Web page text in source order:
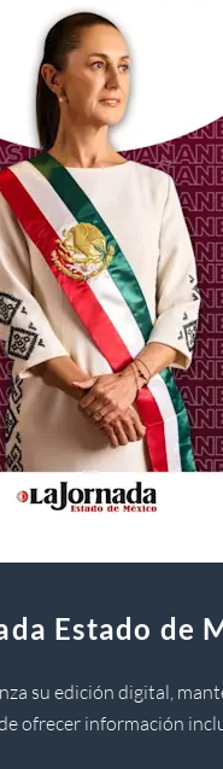
Estado de
su edición digital,
ofrecer información